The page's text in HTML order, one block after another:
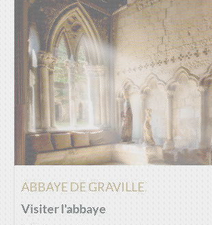
ABBAYE DE GRAVILLE
Visiter l'abbaye